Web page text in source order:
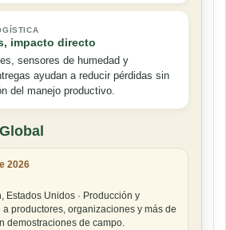
impacto directo
sensores de humedad y
ayudan a reducir pérdidas sin
del manejo productivo.
2026
Estados Unidos · Producción y
productores, organizaciones y más de
demostraciones de campo.